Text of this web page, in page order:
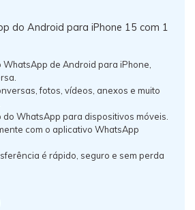
do Android para iPhone 15 com 1
WhatsApp de Android para iPhone,
fotos, vídeos, anexos e muito
do WhatsApp para dispositivos móveis.
com o aplicativo WhatsApp
é rápido, seguro e sem perda